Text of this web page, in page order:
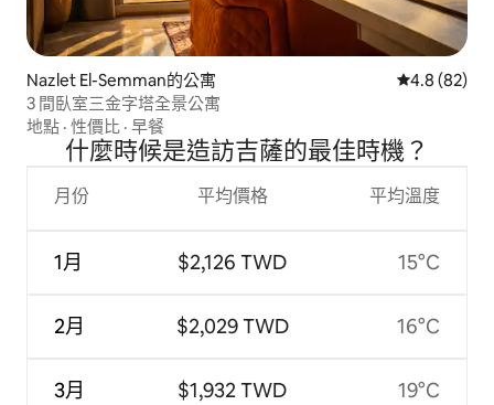
Nazlet El-Semman的公寓 從 82 則評
4.8 (82)
3 間臥室三金字塔全景公寓
地點 · 性價比 · 早餐
什麼時候是造訪吉薩的最佳時機？
月份
1月
2月
3月
平均價格
$2,126 TWD
$2,029 TWD
$1,932 TWD
平均溫度
15°C
16°C
19°C